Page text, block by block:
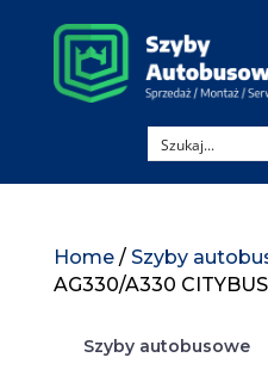
Home/ Szyby
AG330/A330
Szyby autobusowe